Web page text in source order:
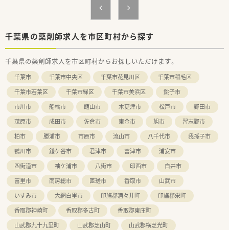
千葉県の薬剤師求人を市区町村から探す
千葉県の薬剤師求人を市区町村からお探しいただけます。
千葉市 千葉市中央区 千葉市花見川区
千葉市稲毛区
千葉市若葉区
千葉市緑区 千葉市美浜区
銚子市
市川市
船橋市 館山市 木更津市 松戸市
野田市
茂原市
成田市 佐倉市 東金市 旭市
習志野市
柏市
勝浦市 市原市 流山市 八千代市
我孫子市
鴨川市
鎌ケ谷市 君津市 富津市
浦安市
四街道市
袖ケ浦市 八街市 印西市
白井市
富里市
南房総市 匝瑳市 香取市
山武市
いすみ市
大網白里市 印旛郡酒々井町
印旛郡栄町
香取郡神崎町
香取郡多古町
香取郡東庄町
山武郡九十九里町
山武郡芝山町
山武郡横芝光町